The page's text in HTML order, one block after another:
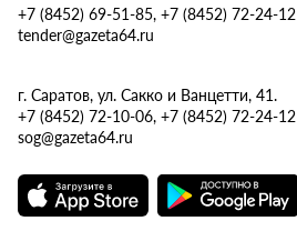
+7 (8452) 69-51-85, +7 (8452) 72-24-12
tender@gazeta64.ru
г. Саратов, ул. Сакко и Ванцетти, 41.
+7 (8452) 72-10-06, +7 (8452) 72-24-12
sog@gazeta64.ru